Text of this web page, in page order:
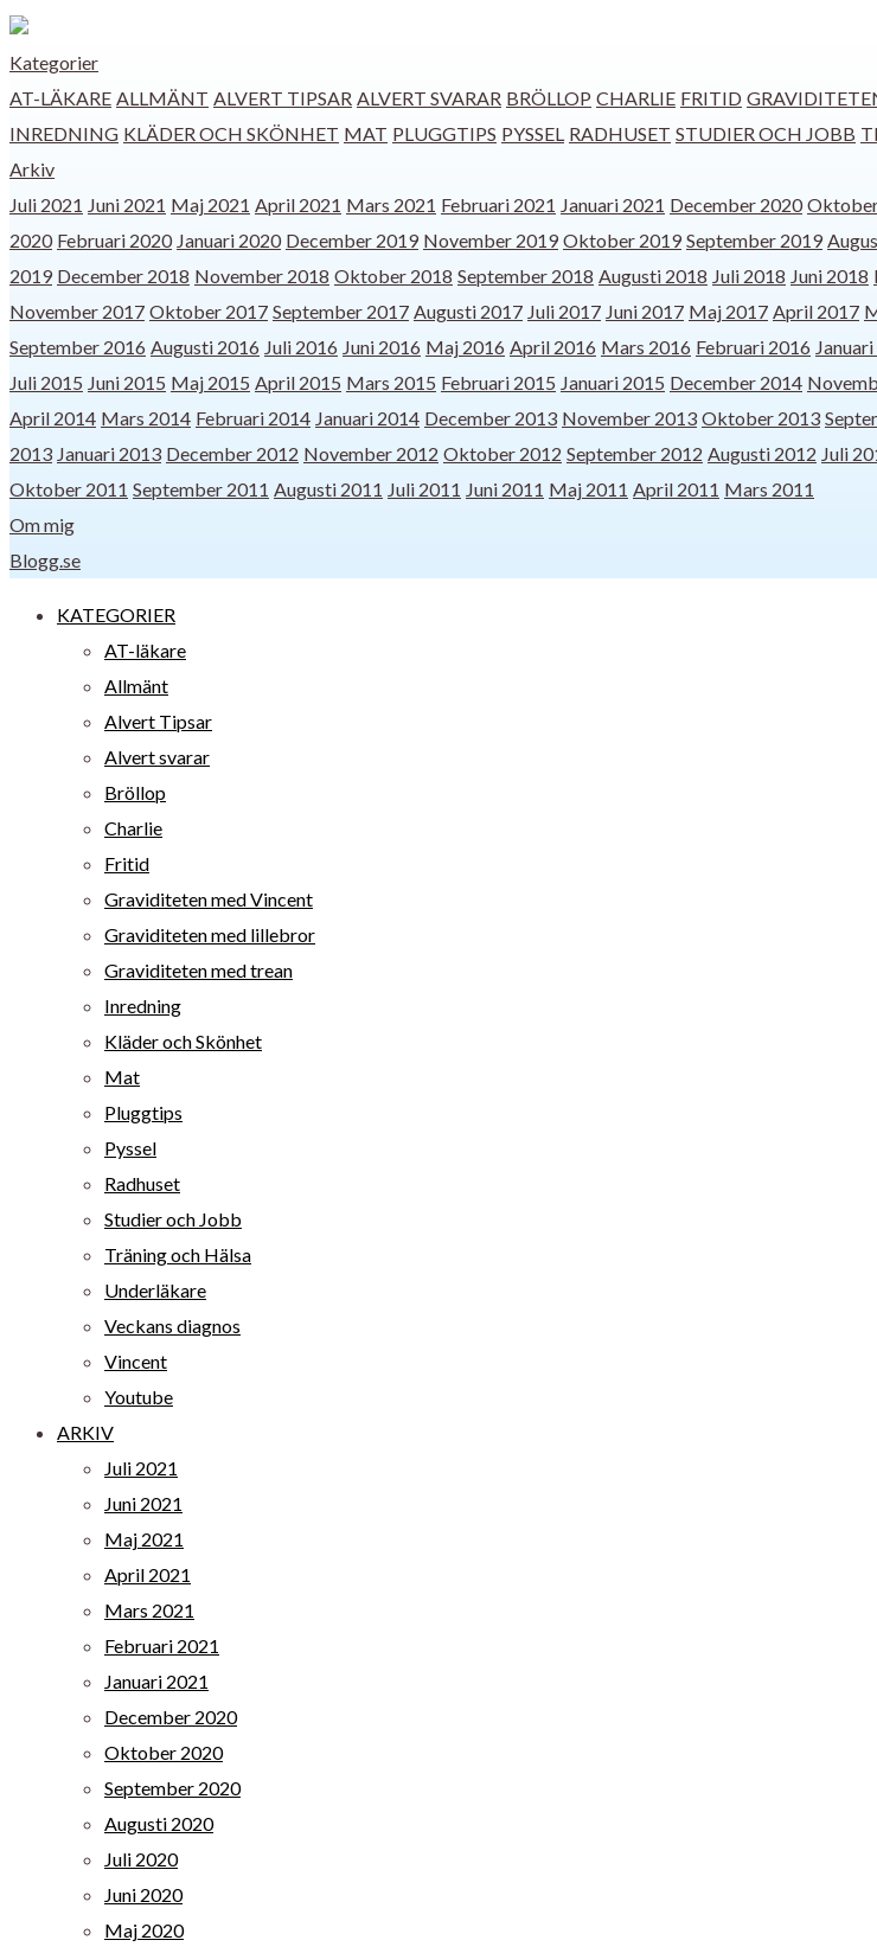
Kategorier
AT-LÄKARE ALLMÄNT ALVERT TIPSAR ALVERT SVARAR BRÖLLOP CHARLIE FRITID
INREDNING KLÄDER OCH SKÖNHET MAT PLUGGTIPS PYSSEL RADHUSET STUDIER OCH JOBB
Arkiv
Juli 2021 Juni 2021 Maj 2021 April 2021 Mars 2021 Februari 2021 Januari 2021 December 2020
2020 Februari 2020 Januari 2020 December 2019 November 2019 Oktober 2019 September 2019
2019 December 2018 November 2018 Oktober 2018 September 2018 Augusti 2018 Juli 2018 Juni 2018
November 2017 Oktober 2017 September 2017 Augusti 2017 Juli 2017 Juni 2017 Maj 2017 April 2017
September 2016 Augusti 2016 Juli 2016 Juni 2016 Maj 2016 April 2016 Mars 2016 Februari 2016
Juli 2015 Juni 2015 Maj 2015 April 2015 Mars 2015 Februari 2015 Januari 2015 December 2014
April 2014 Mars 2014 Februari 2014 Januari 2014 December 2013 November 2013 Oktober 2013
2013 Januari 2013 December 2012 November 2012 Oktober 2012 September 2012 Augusti 2012 Juli
Oktober 2011 September 2011 Augusti 2011 Juli 2011 Juni 2011 Maj 2011 April 2011 Mars 2011
Om mig
Blogg.se
KATEGORIER
AT-läkare
Allmänt
Alvert Tipsar
Alvert svarar
Bröllop
Charlie
Fritid
Graviditeten med Vincent
Graviditeten med lillebror
Graviditeten med trean
Inredning
Kläder och Skönhet
Mat
Pluggtips
Pyssel
Radhuset
Studier och Jobb
Träning och Hälsa
Underläkare
Veckans diagnos
Vincent
Youtube
ARKIV
Juli 2021
Juni 2021
Maj 2021
April 2021
Mars 2021
Februari 2021
Januari 2021
December 2020
Oktober 2020
September 2020
Augusti 2020
Juli 2020
Juni 2020
Maj 2020